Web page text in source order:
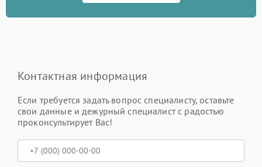
Контактная информация
Если требуется задать вопрос специалисту, оставьте
свои данные и дежурный специалист с радостью
проконсультирует Вас!